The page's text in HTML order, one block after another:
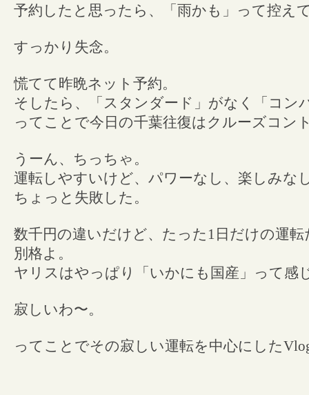
予約したと思ったら、「雨かも」って控え
すっかり失念。
慌てて昨晩ネット予約。
そしたら、「スタンダード」がなく「コン
ってことで今日の千葉往復はクルーズコン
うーん、ちっちゃ。
運転しやすいけど、パワーなし、楽しみな
ちょっと失敗した。
数千円の違いだけど、たった1日だけの運
別格よ。
ヤリスはやっぱり「いかにも国産」って感
寂しいわ〜。
ってことでその寂しい運転を中心にした